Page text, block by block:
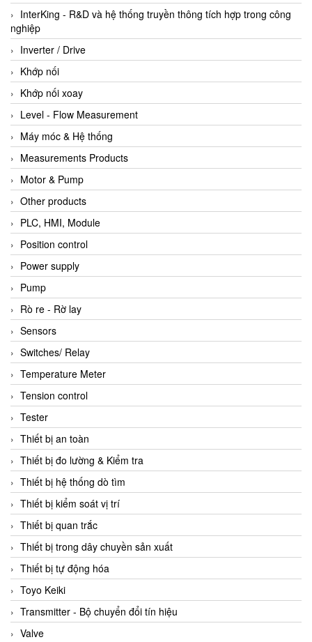
InterKing - R&D và hệ thống truyền thông tích hợp trong công
nghiệp
Inverter / Drive
Khớp nối
Khớp nối xoay
Level - Flow Measurement
Máy móc & Hệ thống
Measurements Products
Motor & Pump
Other products
PLC, HMI, Module
Position control
Power supply
Pump
Rò re - Rờ lay
Sensors
Switches/ Relay
Temperature Meter
Tension control
Tester
Thiết bị an toàn
Thiết bị đo lường & Kiểm tra
Thiết bị hệ thống dò tìm
Thiết bị kiểm soát vị trí
Thiết bị quan trắc
Thiết bị trong dây chuyền sản xuất
Thiết bị tự động hóa
Toyo Keiki
Transmitter - Bộ chuyển đổi tín hiệu
Valve